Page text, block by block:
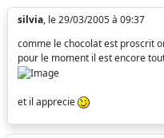
silvia, le 29/03/2005 à 09:37
comme le chocolat est proscrit
pour le moment il est encore
et il apprecie